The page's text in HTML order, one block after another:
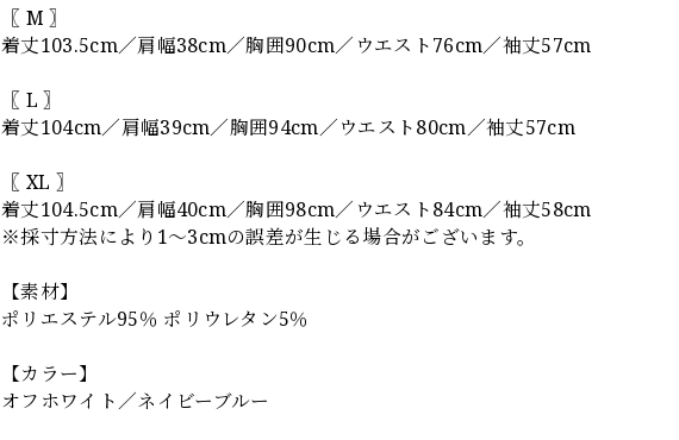
〖 M 〗
着丈103.5cm／肩幅38cm／胸囲90cm／ウエスト76cm／袖丈57cm
〖 L 〗
着丈104cm／肩幅39cm／胸囲94cm／ウエスト80cm／袖丈57cm
〖 XL 〗
着丈104.5cm／肩幅40cm／胸囲98cm／ウエスト84cm／袖丈58cm
※採寸方法により1〜3cmの誤差が生じる場合がございます。
【素材】
ポリエステル95％ ポリウレタン5％
【カラー】
オフホワイト／ネイビーブルー